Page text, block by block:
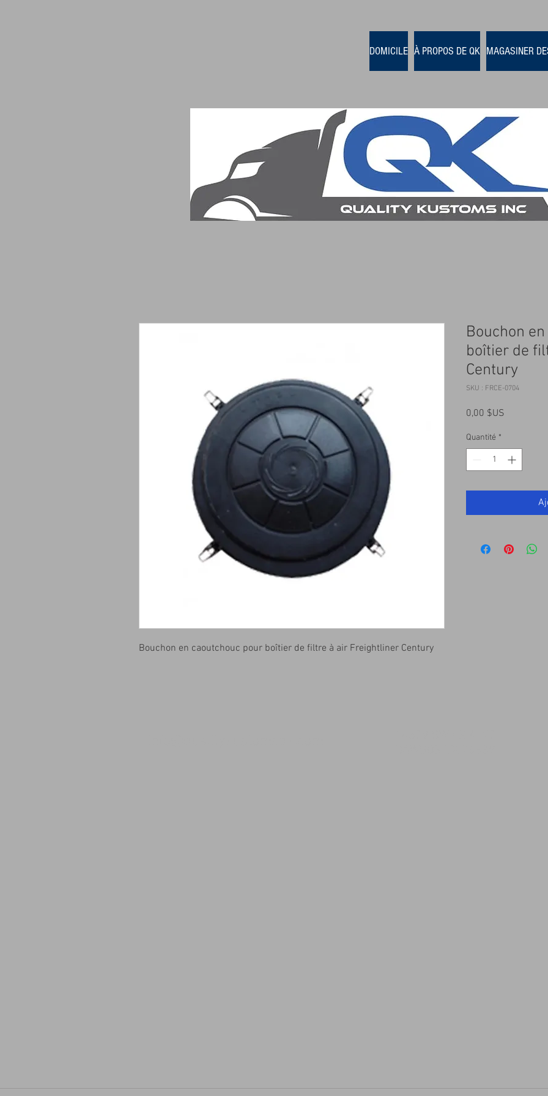
DOMICILE À PROPOS DE QK MAGASINER
Bouchon en caoutchouc pour boîtier de filtre à air Freightliner Century
Bouchon
boîtier de
Century
SKU : FRCE-0704
0,00 $US
Quantité *